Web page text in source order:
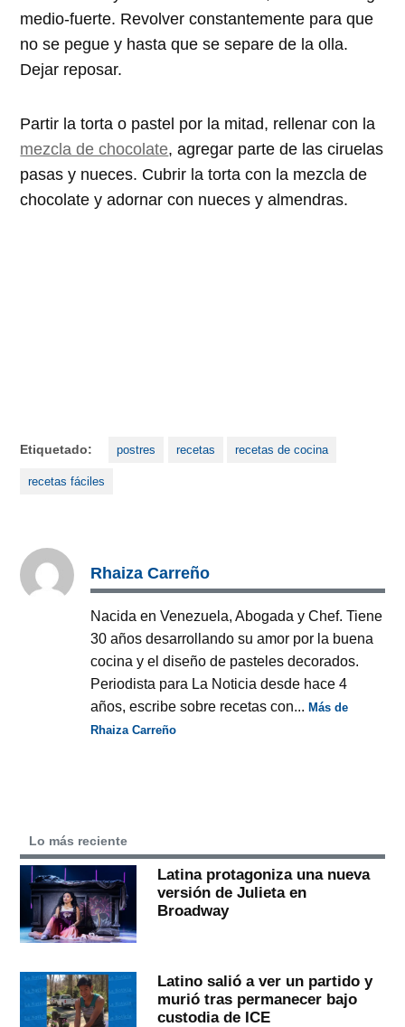
medio-fuerte. Revolver constantemente para que
no se pegue y hasta que se separe de la olla.
Dejar reposar.
Partir la torta o pastel por la mitad, rellenar con la
mezcla de chocolate, agregar parte de las ciruelas
pasas y nueces. Cubrir la torta con la mezcla de
chocolate y adornar con nueces y almendras.
Etiquetado: postres recetas recetas de cocina
recetas fáciles
Rhaiza Carreño
Nacida en Venezuela, Abogada y Chef. Tiene
30 años desarrollando su amor por la buena
cocina y el diseño de pasteles decorados.
Periodista para La Noticia desde hace 4
años, escribe sobre recetas con...Más de
Rhaiza Carreño
Lo más reciente
Latina protagoniza una nueva
versión de Julieta en
Broadway
Latino salió a ver un partido y
murió tras permanecer bajo
custodia de ICE